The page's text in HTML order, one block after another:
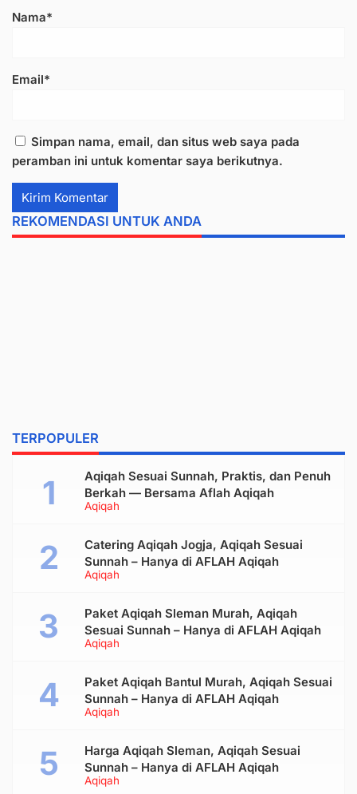
Nama*
Email*
Simpan nama, email, dan situs web saya pada
peramban ini untuk komentar saya berikutnya.
REKOMENDASI UNTUK ANDA
TERPOPULER
Aqiqah
Aqiqah Sesuai Sunnah, Praktis, dan Penuh
Berkah — Bersama Aflah Aqiqah
Aqiqah
Catering Aqiqah Jogja, Aqiqah Sesuai
Sunnah – Hanya di AFLAH Aqiqah
Aqiqah
Paket Aqiqah Sleman Murah, Aqiqah
Sesuai Sunnah – Hanya di AFLAH Aqiqah
Aqiqah
Paket Aqiqah Bantul Murah, Aqiqah Sesuai
Sunnah – Hanya di AFLAH Aqiqah
Aqiqah
Harga Aqiqah Sleman, Aqiqah Sesuai
Sunnah – Hanya di AFLAH Aqiqah